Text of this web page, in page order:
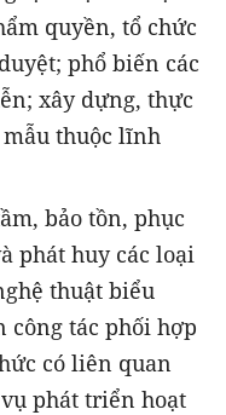
quyền, tổ chức
phổ biến các
xây dựng, thực
thuộc lĩnh
bảo tồn, phục
phát huy các loại
thuật biểu
tác phối hợp
có liên quan
phát triển hoạt